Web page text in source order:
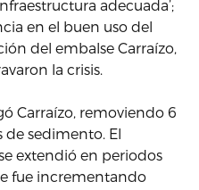
adecuada’;
en el buen uso del
del embalse Carraízo,
la crisis.
Carraízo, removiendo 6
sedimento. El
extendió en periodos
fue incrementando